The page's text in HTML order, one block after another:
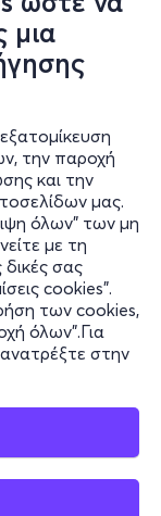
μια
την παροχή
και την
μας.
όλων" των μη
με τη
δικές σας
cookies".
των cookies,
όλων".Για
στην